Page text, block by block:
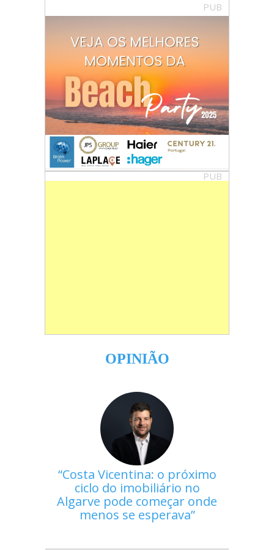
PUB
PUB
OPINIÃO
Costa Vicentina: o próximo
ciclo do imobiliário no
Algarve pode começar onde
menos se esperava